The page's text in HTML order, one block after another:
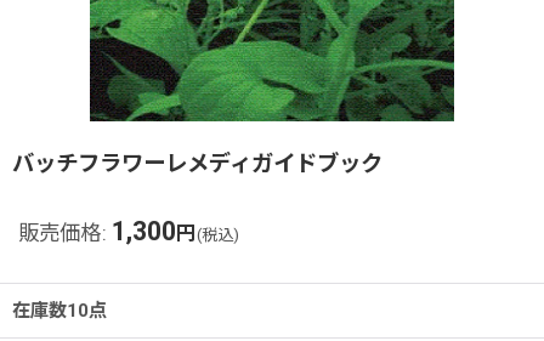
バッチフラワーレメディガイドブック
販売価格: 1,300 円 (税込)
在庫数10点